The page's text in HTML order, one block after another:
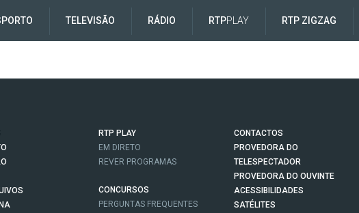
TELEVISÃO RÁDIO RTPPLAY RTP ZIGZAG
RTP PLAY
EM DIRETO
REVER PROGRAMAS
CONCURSOS
PERGUNTAS FREQUENTES
CONTACTOS
PROVEDORA DO
TELESPECTADOR
PROVEDORA DO OUVINTE
ACESSIBILIDADES
SATÉLITES